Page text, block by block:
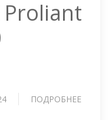
Proliant
ПОДРОБНЕЕ